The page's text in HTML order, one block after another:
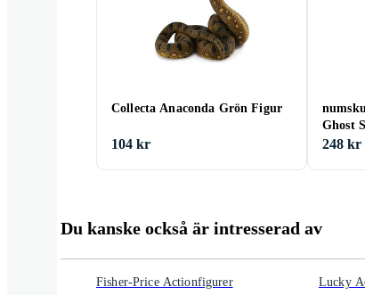
Collecta Anaconda Grön Figur
104 kr
Ghost
248 kr
Du kanske också är intresserad av
Fisher-Price Actionfigurer
Lucky